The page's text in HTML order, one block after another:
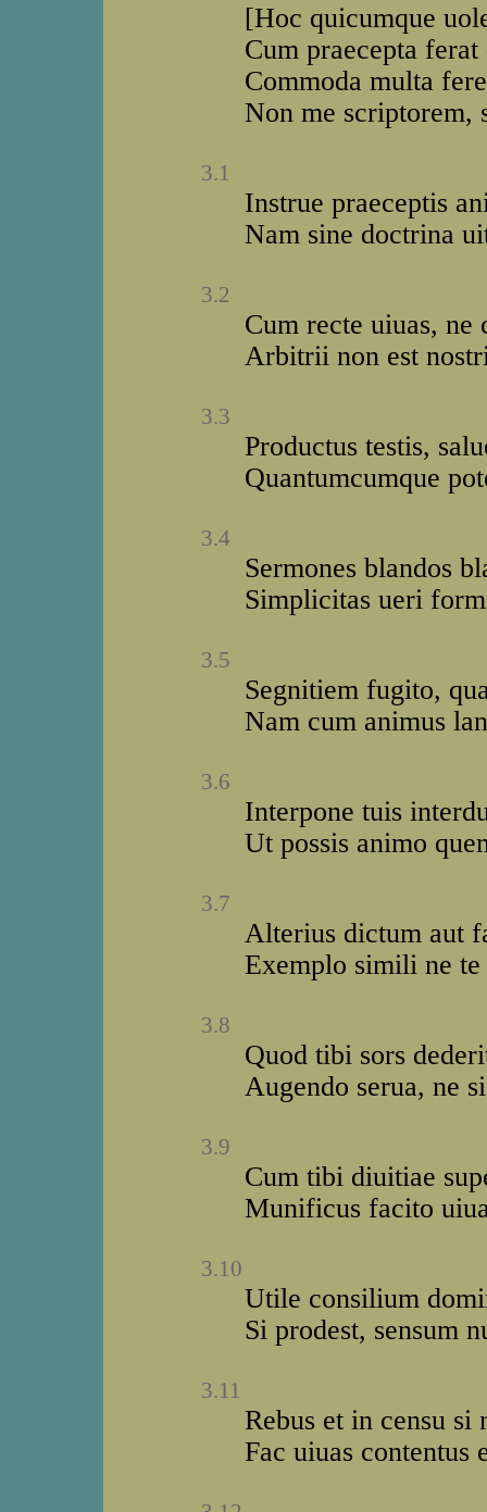
[Hoc quicumque
Cum praecepta
Commoda multa
Non me scriptorem,
3.1
Instrue praeceptis
Nam sine doctrina
3.2
Cum recte uiuas, ne
Arbitrii non est
3.3
Productus testis,
Quantumcumque
3.4
Sermones blandos
Simplicitas ueri
3.5
Segnitiem fugito,
Nam cum animus
3.6
Interpone tuis
Ut possis animo
3.7
Alterius dictum aut
Exemplo simili ne
3.8
Quod tibi sors
Augendo serua, ne
3.9
Cum tibi diuitiae
Munificus facito
3.10
Utile consilium
Si prodest, sensum
3.11
Rebus et in censu si
Fac uiuas contentus